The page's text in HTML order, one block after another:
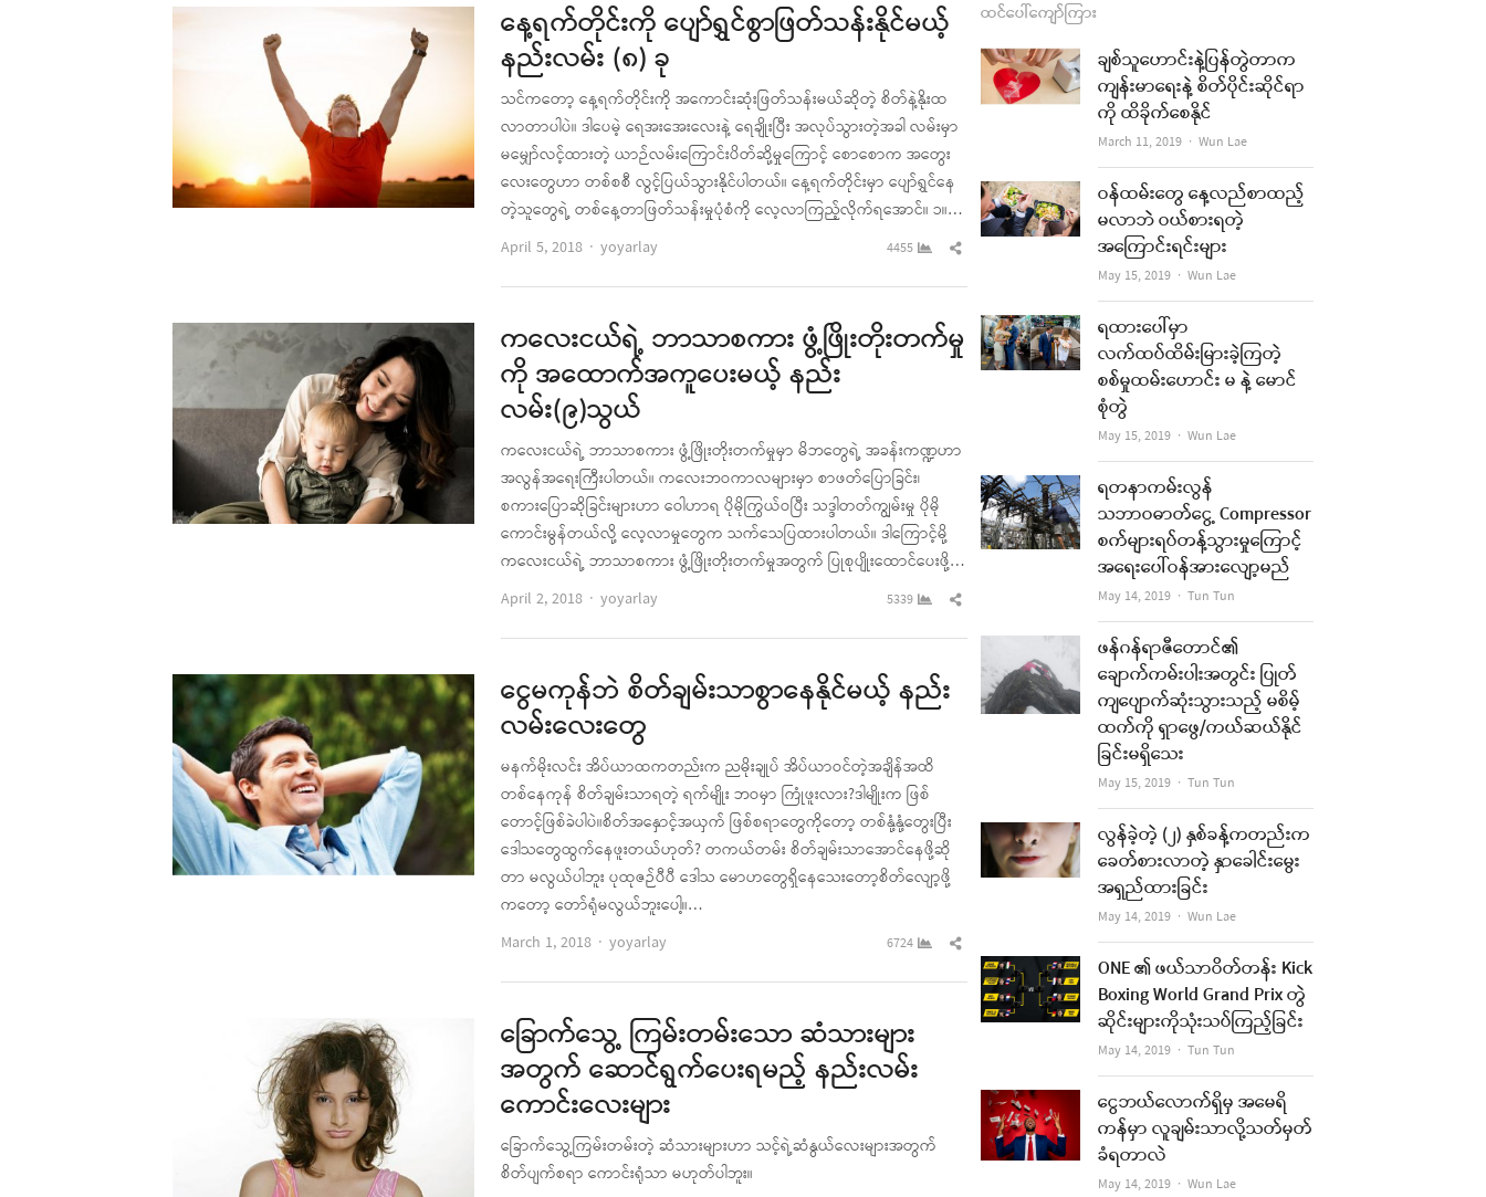
နေ့ရက်တိုင်းကို ပျော်ရွှင်စွာဖြတ်သန်းနိုင်မယ့်
နည်းလမ်း (၈) ခု
သင်ကတော့ နေ့ရက်တိုင်းကို အကောင်းဆုံးဖြတ်သန်းမယ်ဆိုတဲ့ စိတ်နဲ့နိုးထ
လာတာပါပဲ။ ဒါပေမဲ့ ရေအးအေးလေးနဲ့ ရေချိုးပြီး အလုပ်သွားတဲ့အခါ လမ်းမှာ
မမျှော်လင့်ထားတဲ့ ယာဉ်လမ်းကြောင်းပိတ်ဆို့မှုကြောင့် စောစောက အတွေး
လေးတွေဟာ တစ်စစီ လွင့်ပြယ်သွားနိုင်ပါတယ်။ နေ့ရက်တိုင်းမှာ ပျော်ရွှင်နေ
တဲ့သူတွေရဲ့ တစ်နေ့တာဖြတ်သန်းမှုပုံစံကို လေ့လာကြည့်လိုက်ရအောင်။ ၁။…
April 5, 2018
Author
yoyarlay 4455
Share
post
ကလေးငယ်ရဲ့ ဘာသာစကား ဖွံ့ဖြိုးတိုးတက်မှု
ကို အထောက်အကူပေးမယ့် နည်း
လမ်း(၉)သွယ်
ကလေးငယ်ရဲ့ ဘာသာစကား ဖွံ့ဖြိုးတိုးတက်မှုမှာ မိဘတွေရဲ့ အခန်းကဏ္ဍဟာ
အလွန်အရေးကြီးပါတယ်။ ကလေးဘဝကာလများမှာ စာဖတ်ပြောခြင်း၊
စကားပြောဆိုခြင်းများဟာ ဝေါဟာရ ပိုမိုကြွယ်ဝပြီး သဒ္ဒါတတ်ကျွမ်းမှု ပိုမို
ကောင်းမွန်တယ်လို့ လေ့လာမှုတွေက သက်သေပြထားပါတယ်။ ဒါကြောင့်မို့
ကလေးငယ်ရဲ့ ဘာသာစကား ဖွံ့ဖြိုးတိုးတက်မှုအတွက် ပြုစုပျိုးထောင်ပေးဖို့…
April 2, 2018
Author
yoyarlay 5339
Share
post
ငွေမကုန်ဘဲ စိတ်ချမ်းသာစွာနေနိုင်မယ့် နည်း
လမ်းလေးတွေ
မနက်မိုးလင်း အိပ်ယာထကတည်းက ညမိုးချုပ် အိပ်ယာဝင်တဲ့အချိန်အထိ
တစ်နေကုန် စိတ်ချမ်းသာရတဲ့ ရက်မျိုး ဘဝမှာ ကြုံဖူးလား?ဒါမျိုးက ဖြစ်
တောင့်ဖြစ်ခဲပါပဲ။စိတ်အနှောင့်အယှက် ဖြစ်စရာတွေကိုတော့ တစ်နုံ့နုံ့တွေးပြီး
ဒေါသတွေထွက်နေဖူးတယ်ဟုတ်? တကယ်တမ်း စိတ်ချမ်းသာအောင်နေဖို့ဆို
တာ မလွယ်ပါဘူး ပုထုဇဉ်ပီပီ ဒေါသ မောဟတွေရှိနေသေးတော့စိတ်လျော့ဖို့
ကတော့ တော်ရုံမလွယ်ဘူးပေါ့။…
March 1, 2018
Author
yoyarlay 6724
Share
this
post
ခြောက်သွေ့ ကြမ်းတမ်းသော ဆံသားများ
အတွက် ဆောင်ရွက်ပေးရမည့် နည်းလမ်း
ကောင်းလေးများ
ခြောက်သွေ့ကြမ်းတမ်းတဲ့ ဆံသားများဟာ သင့်ရဲ့ဆံနွယ်လေးများအတွက်
စိတ်ပျက်စရာ ကောင်းရုံသာ မဟုတ်ပါဘူး။
ထင်ပေါ်ကျော်ကြား
ချစ်သူဟောင်းနဲ့ပြန်တွဲတာက
ကျန်းမာရေးနဲ့ စိတ်ပိုင်းဆိုင်ရာ
ကို ထိခိုက်စေနိုင်
March 11, 2019 Author
Wun Lae
ဝန်ထမ်းတွေ နေ့လည်စာထည့်
မလာဘဲ ဝယ်စားရတဲ့
အကြောင်းရင်းများ
May 15, 2019 Author
Wun Lae
ရထားပေါ်မှာ
လက်ထပ်ထိမ်းမြားခဲ့ကြတဲ့
စစ်မှုထမ်းဟောင်း မ နဲ့ မောင်
စုံတွဲ
May 15, 2019 Author
Wun Lae
ရတနာကမ်းလွန်
သဘာဝဓာတ်ငွေ့ Compressor
စက်များရပ်တန့်သွားမှုကြောင့်
အရေးပေါ်ဝန်အားလျော့မည်
May 14, 2019 Author
Tun Tun
ဖန်ဂန်ရာဇီတောင်၏
ချောက်ကမ်းပါးအတွင်း ပြုတ်
ကျပျောက်ဆုံးသွားသည့် မစိမ့်
ထက်ကို ရှာဖွေ/ကယ်ဆယ်နိုင်
ခြင်းမရှိသေး
May 15, 2019 Author
Tun Tun
လွန်ခဲ့တဲ့ (၂) နှစ်ခန့်ကတည်းက
ခေတ်စားလာတဲ့ နှာခေါင်းမွေး
အရှည်ထားခြင်း
May 14, 2019 Author
Wun Lae
ONE ၏ ဖယ်သာဝိတ်တန်း Kick
Boxing World Grand Prix တွဲ
ဆိုင်းများကိုသုံးသပ်ကြည့်ခြင်း
May 14, 2019 Author
Tun Tun
ငွေဘယ်လောက်ရှိမှ အမေရိ
ကန်မှာ လူချမ်းသာလို့သတ်မှတ်
ခံရတာလဲ
May 14, 2019 Author
Wun Lae